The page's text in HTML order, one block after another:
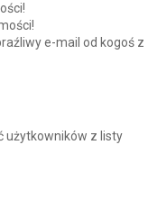
e-mail od kogoś z
użytkowników z listy